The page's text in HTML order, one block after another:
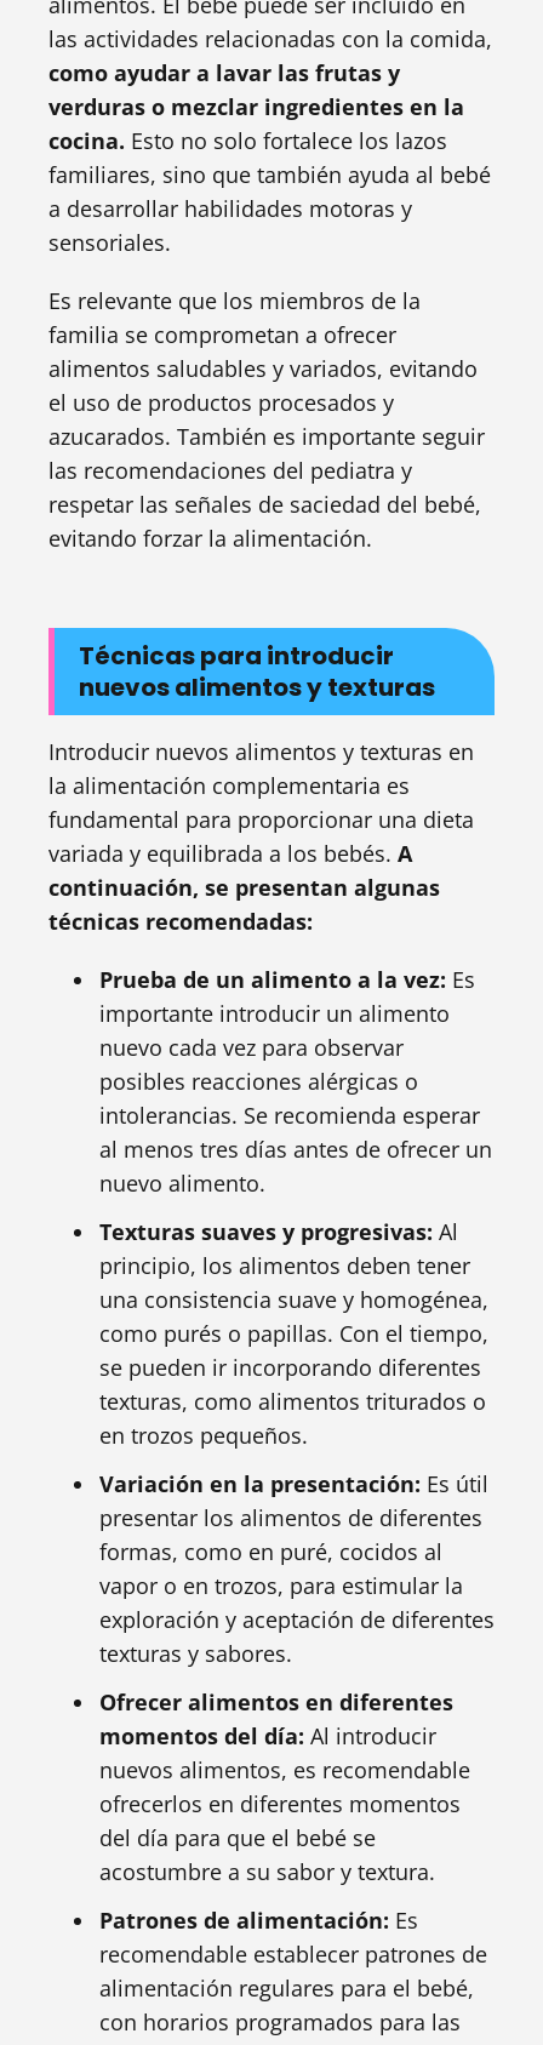
las actividades relacionadas con la comida,
como ayudar a lavar las frutas y
verduras o mezclar ingredientes en la
cocina. Esto no solo fortalece los lazos
familiares, sino que también ayuda al bebé
a desarrollar habilidades motoras y
sensoriales.
Es relevante que los miembros de la
familia se comprometan a ofrecer
alimentos saludables y variados, evitando
el uso de productos procesados y
azucarados. También es importante seguir
las recomendaciones del pediatra y
respetar las señales de saciedad del bebé,
evitando forzar la alimentación.
Técnicas para introducir
nuevos alimentos y texturas
Introducir nuevos alimentos y texturas en
la alimentación complementaria es
fundamental para proporcionar una dieta
variada y equilibrada a los bebés. A
continuación, se presentan algunas
técnicas recomendadas:
Prueba de un alimento a la vez: Es
importante introducir un alimento
nuevo cada vez para observar
posibles reacciones alérgicas o
intolerancias. Se recomienda esperar
al menos tres días antes de ofrecer un
nuevo alimento.
Texturas suaves y progresivas: Al
principio, los alimentos deben tener
una consistencia suave y homogénea,
como purés o papillas. Con el tiempo,
se pueden ir incorporando diferentes
texturas, como alimentos triturados o
en trozos pequeños.
Variación en la presentación: Es útil
presentar los alimentos de diferentes
formas, como en puré, cocidos al
vapor o en trozos, para estimular la
exploración y aceptación de diferentes
texturas y sabores.
Ofrecer alimentos en diferentes
momentos del día: Al introducir
nuevos alimentos, es recomendable
ofrecerlos en diferentes momentos
del día para que el bebé se
acostumbre a su sabor y textura.
Patrones de alimentación: Es
recomendable establecer patrones de
alimentación regulares para el bebé,
con horarios programados para las